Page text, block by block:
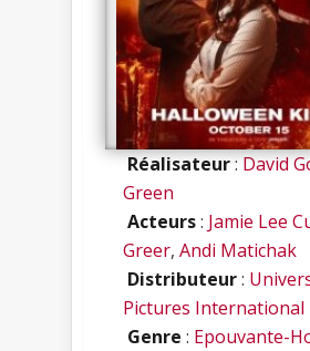
Réalisateur:David
Green
Acteurs: Jamie Lee
Greer, Andi Matichak
Distributeur:
Pictures International
Genre : Epouvante-